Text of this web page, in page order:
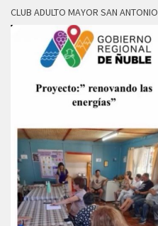
CLUB ADULTO MAYOR SAN ANTONIO